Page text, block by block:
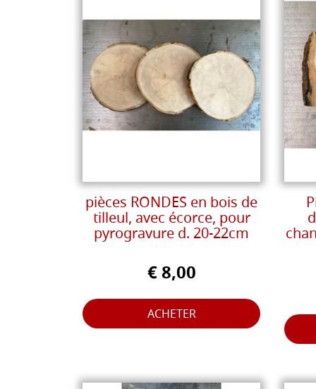
pièces RONDES en bois de
tilleul, avec écorce, pour
pyrogravure d. 20-22cm
€ 8,00
ACHETER